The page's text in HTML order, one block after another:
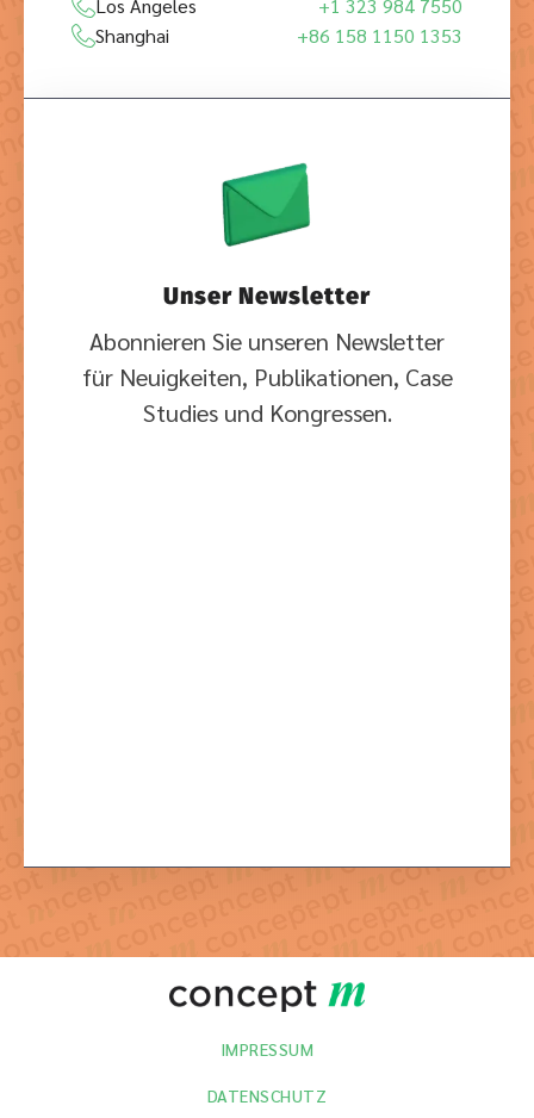
Los Angeles
+1 323 984 7550
Shanghai
+86 158 1150 1353
Unser Newsletter
Abonnieren Sie unseren Newsletter
für Neuigkeiten, Publikationen, Case
Studies und Kongressen.
IMPRESSUM
DATENSCHUTZ